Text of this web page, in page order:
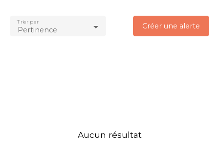
Pertinence
Trier par Créer une alerte
Aucun résultat